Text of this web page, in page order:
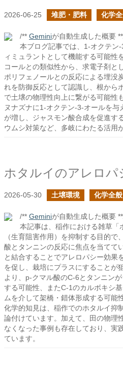
2026-06-25 堆肥・肥料 化学
/** Geminiが自動生成した概要
本ブログ記事では、1-オクテン
ィミュラントとして機能する可能性
コールとの類似性から、求電子剤と
ポリフェノールとの反応による埋没
れを防御反応として認識し、根から
で土壌の物理性向上に繋がる可能性
ヌナズナに1-オクテン-3-オールを与
が増し、ジャスモン酸合成を促進す
ウムシ対策など、多岐にわたる活用
2026-05-30 土壌環境 化学全般
/** Geminiが自動生成した概要
本記事は、稲作における雑草「
（生育阻害作用）を抑制する目的
酸とタンニンの反応に焦点を当てて
と結合することでアレロパシー効果
を促し、栽培にプラスにすることが
より、p-クマル酸のC-6とタンニン
する可能性、またC-1のカルボキシ
ムを介して架橋・錯体形成する可能
化学的知見は、稲作でのホタルイ抑
論付けています。加えて、田の物理
なくなった事例も存在しており、実
ています。